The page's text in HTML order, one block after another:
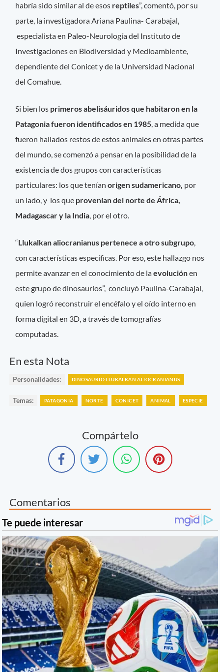
habría sido similar al de esos reptiles”, comentó, por su
parte, la investigadora Ariana Paulina- Carabajal,
especialista en Paleo-Neurología del Instituto de
Investigaciones en Biodiversidad y Medioambiente,
dependiente del Conicet y de la Universidad Nacional
del Comahue.
Si bien los primeros abelisáuridos que habitaron en la
Patagonia fueron identificados en 1985, a medida que
fueron hallados restos de estos animales en otras partes
del mundo, se comenzó a pensar en la posibilidad de la
existencia de dos grupos con características
particulares: los que teníanorigen sudamericano, por
un lado, y los que provenían del norte de África,
Madagascar y la India, por el otro.
“Llukalkan aliocranianus pertenece a otro subgrupo,
con características específicas. Por eso, este hallazgo nos
permite avanzar en el conocimiento de laevoluciónen
este grupo de dinosaurios”, concluyó Paulina-Carabajal,
quien logró reconstruir el encéfalo y el oído interno en
forma digital en 3D, a través de tomografías
computadas.
En esta Nota
Personalidades: DINOSAURIO LLUKALKAN ALIOCRANIANUS
Temas: PATAGONIA NORTE CONICET ANIMAL ESPECIE
Compártelo
Comentarios